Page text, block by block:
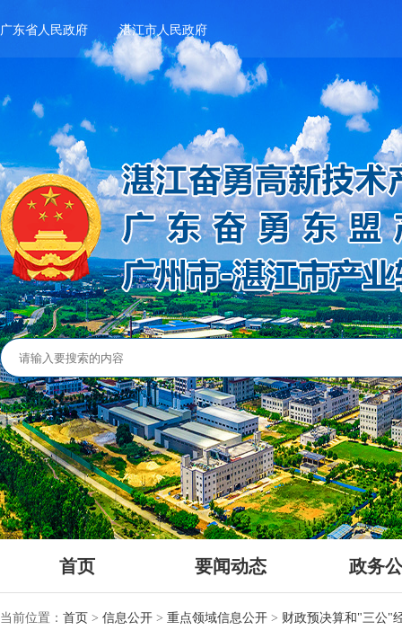
广东省人民政府 湛江市人民政府
首页 要闻动态 政务
当前位置： 首页 > 信息公开 > 重点领域信息公开 > 财政预决算和"三公"